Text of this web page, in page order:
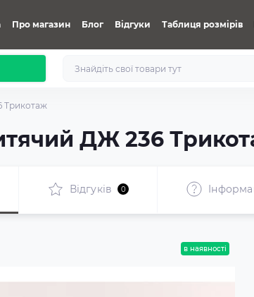
Про магазин Блог Відгуки Таблиця розмірів
Трикотаж
ДЖ 236
Відгуків 0
в наявності